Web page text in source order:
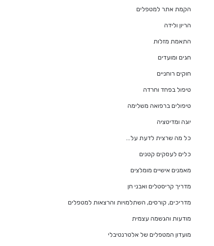
הקמת אתר למטפלים
הריון ולידה
התאמת מזלות
חגים ומועדים
חוקים רוחניים
טיפול בפחד וחרדה
טיפולים ברפואה משלימה
יוגה ומדיטציה
כל מה שרצית לדעת על…
כלים לעסקים קטנים
מאמנים אישיים מומלצים
מדריך קריסטלים ואבני חן
מדריכים, קורסים, השתלמויות והרצאות למטפלים
מודעות והגשמה עצמית
מועדון המטפלים של אלטרנטיבלי